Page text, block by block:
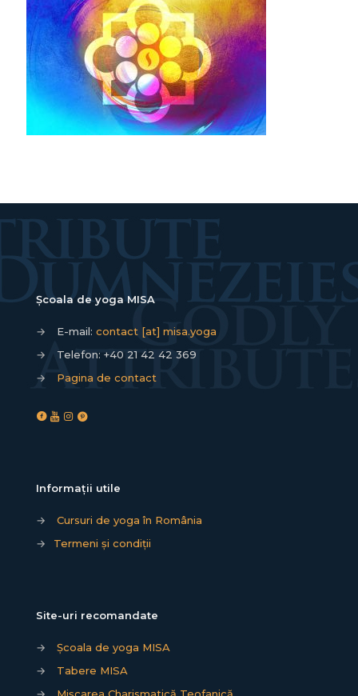
Școala de yoga MISA
→ E-mail: contact [at] misa.yoga
→
Telefon: +40 21 42 42 369
→
Pagina de contact
Informații utile
→
Cursuri de yoga în România
→
Termeni și condiții
Site-uri recomandate
→
Școala de yoga MISA
→
Tabere MISA